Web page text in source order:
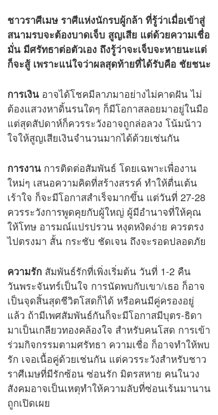
ชาวราศีเมษ ราศีแห่งนักรบผู้กล้า ที่รู้ว่าเมื่อเข้าสู่
สนามรบจะต้องบาดเจ็บ สูญเสีย แต่ด้วยความเชื่อ
มั่น มีศรัทธาต่อตัวเอง ถึงรู้ว่าจะเจ็บจะหายนะแต่
ก็จะสู้ เพราะแน่ใจว่าผลสุดท้ายที่ได้รับคือ ชัยชนะ
การเงิน อาจได้โชคมีลาภมาอย่างไม่คาดฝัน ไม่
ต้องแสวงหาดิ้นรนใดๆ ก็มีโอกาสลอยมาอยู่ในมือ
แต่สุดสัปดาห์ก็ควรระวังอาจถูกล่อลวง โน้มน้าว
ใจให้สูญเสียเงินจำนวนมากได้ด้วยเช่นกัน
การงาน การติดต่อสัมพันธ์ โดยเฉพาะเพื่องาน
ใหม่ๆ เสนอความคิดที่สร้างสรรค์ ทำให้ตื่นเต้น
เร้าใจ ก็จะมีโอกาสสำเร็จมากขึ้น แต่วันที่ 27-28
ควรระวังการพูดคุยกับผู้ใหญ่ ผู้มีอำนาจที่ให้คุณ
ให้โทษ อารมณ์แปรปรวน หงุดหงิดง่าย ควรตรง
ไปตรงมา สั้น กระชับ ชัดเจน ถึงจะรอดปลอดภัย
ความรัก สัมพันธ์รักที่เพิ่งเริ่มต้น วันที่ 1-2 คืน
วันพระจันทร์เป็นใจ การนัดพบกับเขา/เธอ ก็อาจ
เป็นจุดสิ้นสุดชีวิตโสดก็ได้ หรือคนมีคู่ครองอยู่
แล้ว ถ้ามีเพศสัมพันธ์กันก็จะมีโอกาสมีบุตร-ธิดา
มาเป็นเกลียวทองคล้องใจ สำหรับคนโสด การเข้า
ร่วมกิจกรรมตามศรัทธา ความเชื่อ ก็อาจทำให้พบ
รัก เจอเนื้อคู่ด้วยเช่นกัน แต่ควรระวังสำหรับชาว
ราศีเมษที่มีรักซ้อน ซ่อนรัก มิตรสหาย คนในวง
สังคมอาจเป็นเหตุทำให้ความลับที่ซ่อนเร้นมานาน
ถูกเปิดเผย